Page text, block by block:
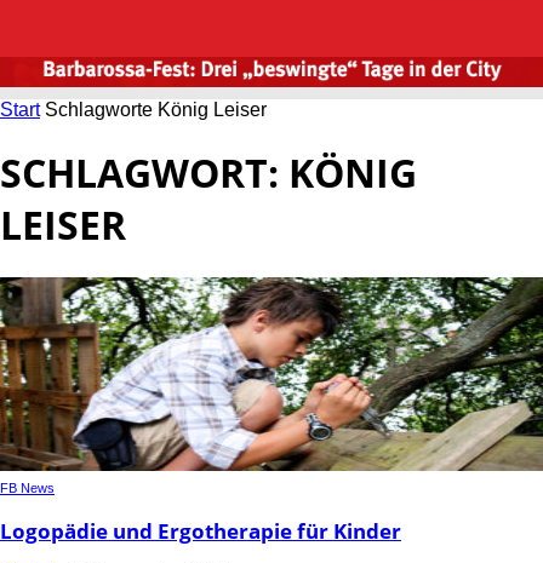
Start Schlagworte König Leiser
SCHLAGWORT: KÖNIG
LEISER
FB News
Logopädie und Ergotherapie für Kinder